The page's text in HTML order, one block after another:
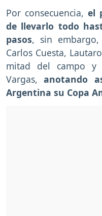
Por consecuencia, el
de llevarlo todo
pasos, sin
Carlos Cuesta,
mitad del campo y
Vargas,anotando
Argentina su Copa